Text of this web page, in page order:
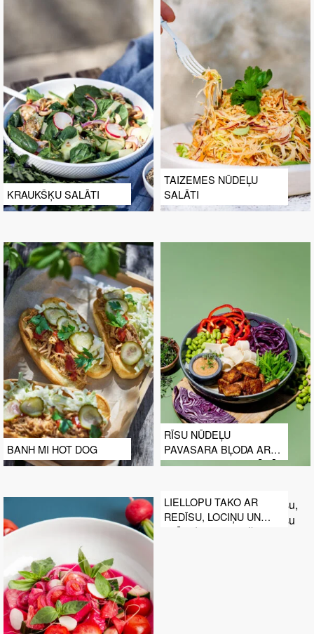
KRAUKŠĶU SALĀTI
TAIZEMES NŪDEĻU
SALĀTI
BANH MI HOT DOG
RĪSU NŪDEĻU
PAVASARA BĻODA AR
TOFU SOJAS GLAZŪRĀ
LIELLOPU TAKO AR
REDĪSU, LOCIŅU UN
OLĪVEĻĻAS SALSU